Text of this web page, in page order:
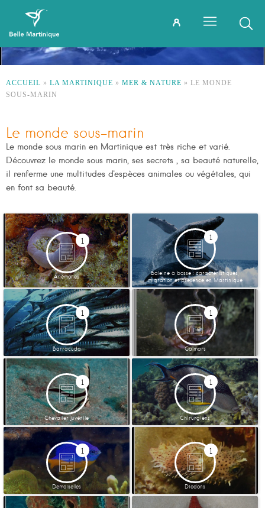
ACCUEIL » LA MARTINIQUE » MER & NATURE » LE MONDE
SOUS-MARIN
Le monde sous-marin
Le monde sous marin en Martinique est très riche et varié.
Découvrez le monde sous marin, ses secrets , sa beauté naturelle,
il renferme une multitudes d'espèces animales ou végétales, qui
en font sa beauté.
1
Anémones
1
Baleine à bosse : caractéristiques,
migration et présence en Martinique
1
Barracuda
1
Calmars
1
Chevalier juvénile
1
Chirurgiens
1
Demoiselles
1
Diodons